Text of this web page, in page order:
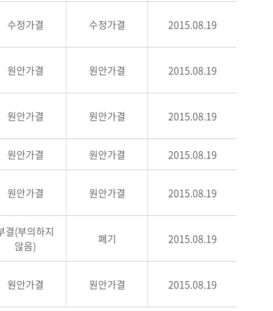
수정가결 수정가결 2015.08.19
원안가결 원안가결 2015.08.19
원안가결 원안가결 2015.08.19
원안가결 원안가결 2015.08.19
원안가결 원안가결 2015.08.19
결(부의하지
않음)
폐기 2015.08.19
원안가결 원안가결 2015.08.19